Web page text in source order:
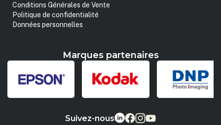
Conditions Générales de Vente
Politique de confidentialité
Données personnelles
Marques partenaires
Suivez-nous